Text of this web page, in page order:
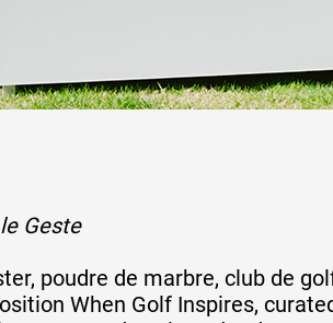
public
Geste
poudre de marbre, club de
When Golf Inspires,